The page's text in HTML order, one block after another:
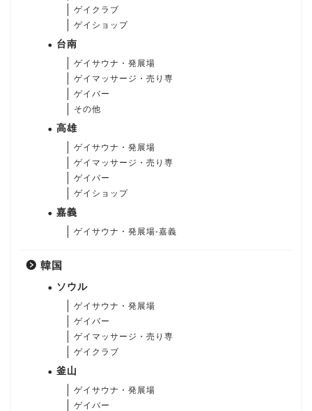
ゲイクラブ
ゲイショップ
台南
ゲイサウナ・発展場
ゲイマッサージ・売り専
ゲイバー
その他
高雄
ゲイサウナ・発展場
ゲイマッサージ・売り専
ゲイバー
ゲイショップ
嘉義
ゲイサウナ・発展場-嘉義
韓国
ソウル
ゲイサウナ・発展場
ゲイバー
ゲイマッサージ・売り専
ゲイクラブ
釜山
ゲイサウナ・発展場
ゲイバー